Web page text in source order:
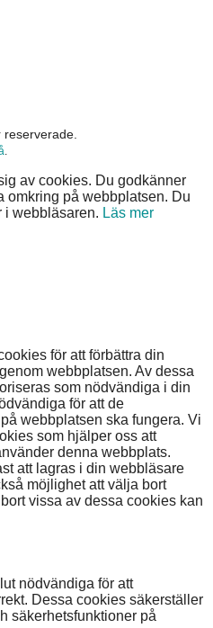
.
av cookies. Du godkänner
omkring på webbplatsen. Du
i webbläsaren. Läs mer
för att förbättra din
webbplatsen. Av dessa
som nödvändiga i din
för att de
webbplatsen ska fungera. Vi
som hjälper oss att
denna webbplats.
att lagras i din webbläsare
möjlighet att välja bort
vissa av dessa cookies kan
nödvändiga för att
Dessa cookies säkerställer
säkerhetsfunktioner på